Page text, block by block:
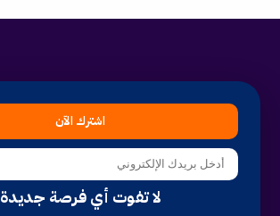
اشترك الآن
لا تفوت أي فرصة جديدة